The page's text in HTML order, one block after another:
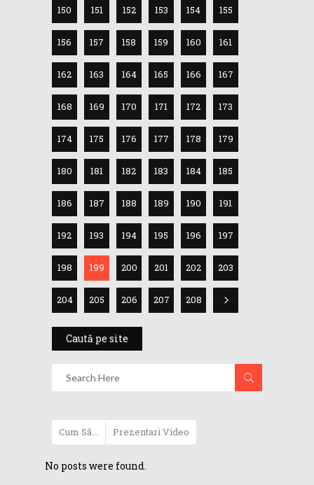
150 151 152 153 154 155
156 157 158 159 160 161
162 163 164 165 166 167
168 169 170 171 172 173
174 175 176 177 178 179
180 181 182 183 184 185
186 187 188 189 190 191
192 193 194 195 196 197
198 199 200 201 202 203
204 205 206 207 208
Caută pe site
Cum Să... Prezentari Video
No posts were found.